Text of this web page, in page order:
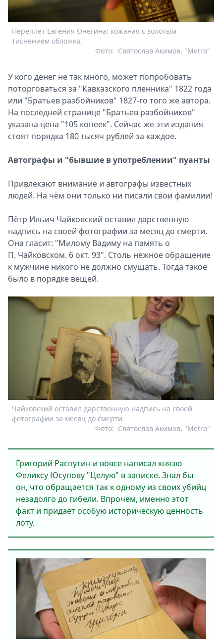
Переплет Евгения Онегина: кожаная с золотым
тиснением обложка.
Святослав Акимов, "Metro"
Фото:
У кого денег не так много, может попробовать
поторговаться за "Кавказского пленника" 1822 года
или "Братьев разбойников" 1827-го того же автора.
На последней странице "Братьев разбойников"
указана цена "105 копеек". Сейчас же эти издания
стоят порядка 180 тысяч рублей за каждое.
Автографы и "бывшие в употреблении" пуанты
Привлекают внимание и автографы известных
людей. На чём они только ни писали свои фамилии!
Пётр Ильич Чайковский оставил дарственную
надпись на своей фотографии за месяц до смерти.
Она гласит: "Милому Вадиму на память о
П. Чайковском. 6 окт. 93". Столь нежное обращение
к мужчине никого не должно смущать. Тогда такое
было в порядке вещей.
Чайковский оставил дарственную надпись на своей
фотографии за месяц до смерти.
Святослав Акимов, "Metro"
Фото:
Григорий Распутин и вовсе написал князю
Феликсу Юсупову "Целую" в записке. Знал бы
он, что обращается так к одному из своих убийц
незадолго до гибели. Впрочем, именно этот
факт и придаёт особую историческую ценность
лоту.